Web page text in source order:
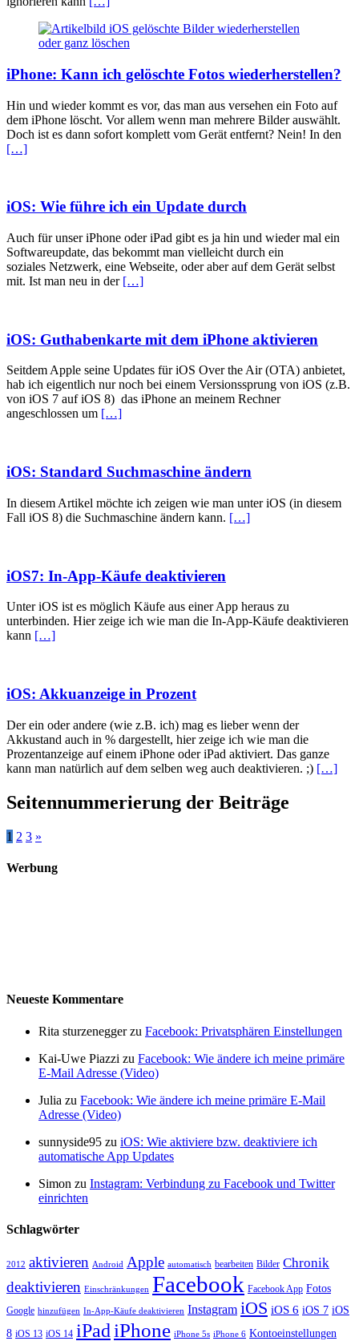
iPhone: Kann ich gelöschte Fotos wiederherstellen?
Hin und wieder kommt es vor, das man aus versehen ein Foto auf
dem iPhone löscht. Vor allem wenn man mehrere Bilder auswählt.
Doch ist es dann sofort komplett vom Gerät entfernt? Nein! In den
[…]
iOS: Wie führe ich ein Update durch
Auch für unser iPhone oder iPad gibt es ja hin und wieder mal ein
Softwareupdate, das bekommt man vielleicht durch ein
soziales Netzwerk, eine Webseite, oder aber auf dem Gerät selbst
mit. Ist man neu in der […]
iOS: Guthabenkarte mit dem iPhone aktivieren
Seitdem Apple seine Updates für iOS Over the Air (OTA) anbietet,
hab ich eigentlich nur noch bei einem Versionssprung von iOS (z.B.
von iOS 7 auf iOS 8) das iPhone an meinem Rechner
angeschlossen um […]
iOS: Standard Suchmaschine ändern
In diesem Artikel möchte ich zeigen wie man unter iOS (in diesem
Fall iOS 8) die Suchmaschine ändern kann. […]
iOS7: In-App-Käufe deaktivieren
Unter iOS ist es möglich Käufe aus einer App heraus zu
unterbinden. Hier zeige ich wie man die In-App-Käufe deaktivieren
kann […]
iOS: Akkuanzeige in Prozent
Der ein oder andere (wie z.B. ich) mag es lieber wenn der
Akkustand auch in % dargestellt, hier zeige ich wie man die
Prozentanzeige auf einem iPhone oder iPad aktiviert. Das ganze
kann man natürlich auf dem selben weg auch deaktivieren. ;) […]
Seitennummerierung der Beiträge
1 2 3 »
Werbung
Neueste Kommentare
Rita sturzenegger zu Facebook: Privatsphären Einstellungen
Kai-Uwe Piazzi zu Facebook: Wie ändere ich meine primäre
E-Mail Adresse (Video)
Julia zu Facebook: Wie ändere ich meine primäre E-Mail
Adresse (Video)
sunnyside95 zu iOS: Wie aktiviere bzw. deaktiviere ich
automatische App Updates
Simon zu Instagram: Verbindung zu Facebook und Twitter
einrichten
Schlagwörter
2012 aktivieren Android Apple automatisch bearbeiten Bilder Chronik
deaktivieren Einschränkungen Facebook Facebook App Fotos
Google hinzufügen In-App-Käufe deaktivieren Instagram iOS iOS 6 iOS 7 iOS
8 iOS 13 iOS 14 iPad iPhone iPhone 5s iPhone 6 Kontoeinstellungen